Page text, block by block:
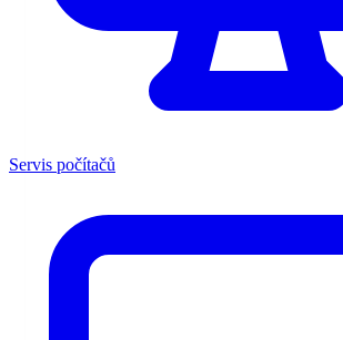
Servis počítačů